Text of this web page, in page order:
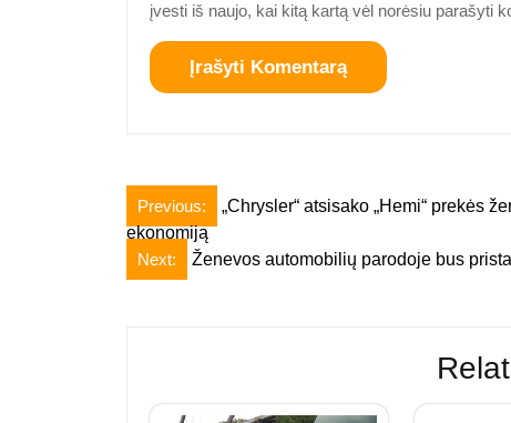
įvesti iš naujo, kai kitą kartą vėl norėsiu parašyti
Navigacija
tarp
Previous:
„Chrysler“ atsisako „Hemi“ prekės
ekonomiją
Next:
Ženevos automobilių parodoje bus